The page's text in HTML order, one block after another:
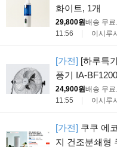
화이트, 1개
29,800원배송 무료
11:56
이시루
[가전] [하루특
풍기 IA-
24,900원배송 무료
11:55
이시루
[가전] 쿠쿠 에
지 건조분쇄형